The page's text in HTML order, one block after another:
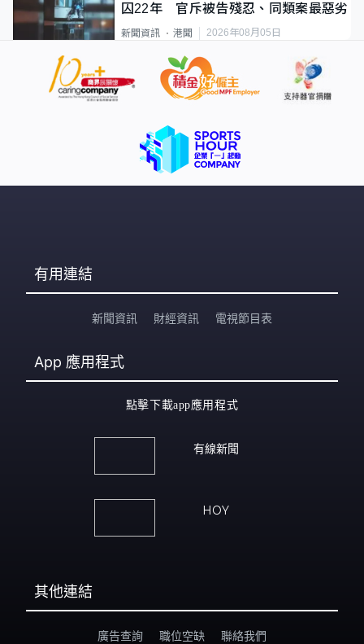
囚22年 官斥被告殘忍、同類案最惡劣
新聞資訊 港聞 2026年08月05日
有用連結
新聞資訊 財經資訊 電視節目表
App 應用程式
點擊下載app應用程式
有線新聞
HOY
其他連結
廣告查詢 職位空缺 聯絡我們